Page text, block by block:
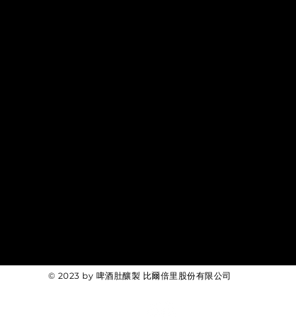
© 2023 by 啤酒肚釀製 比爾倍里股份有限公司